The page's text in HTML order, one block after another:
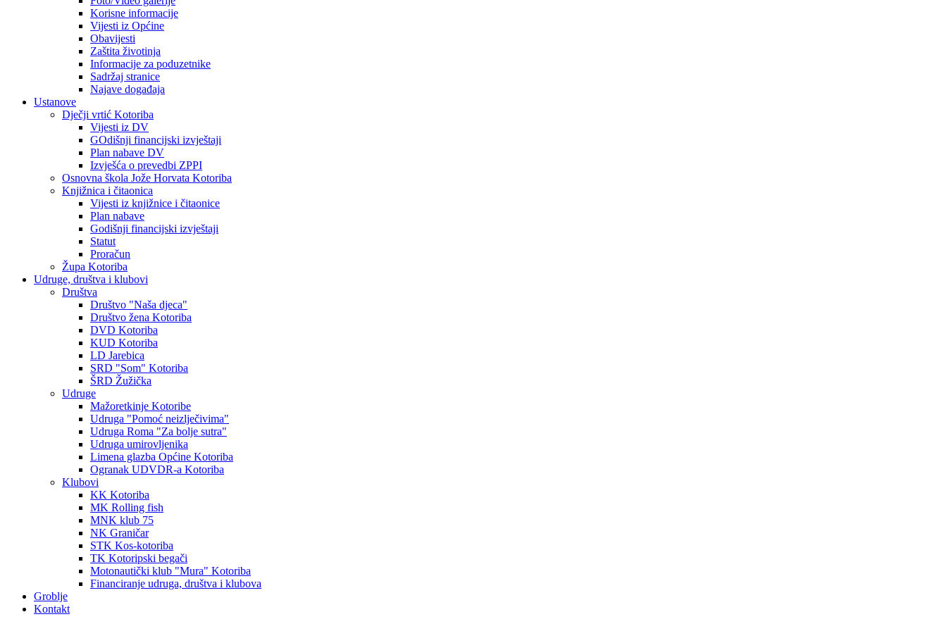
Korisne informacije
Vijesti iz Općine
Obavijesti
Zaštita životinja
Informacije za poduzetnike
Sadržaj stranice
Najave događaja
Ustanove
Dječji vrtić Kotoriba
Vijesti iz DV
GOdišnji financijski izvještaji
Plan nabave DV
Izvješća o prevedbi ZPPI
Osnovna škola Jože Horvata Kotoriba
Knjižnica i čitaonica
Vijesti iz knjižnice i čitaonice
Plan nabave
Godišnji financijski izvještaji
Statut
Proračun
Župa Kotoriba
Udruge, društva i klubovi
Društva
Društvo "Naša djeca"
Društvo žena Kotoriba
DVD Kotoriba
KUD Kotoriba
LD Jarebica
SRD "Som" Kotoriba
ŠRD Žužička
Udruge
Mažoretkinje Kotoribe
Udruga "Pomoć neizlječivima"
Udruga Roma "Za bolje sutra"
Udruga umirovljenika
Limena glazba Općine Kotoriba
Ogranak UDVDR-a Kotoriba
Klubovi
KK Kotoriba
MK Rolling fish
MNK klub 75
NK Graničar
STK Kos-kotoriba
TK Kotoripski begači
Motonautički klub "Mura" Kotoriba
Financiranje udruga, društva i klubova
Groblje
Kontakt